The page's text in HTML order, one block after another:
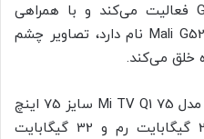
که با فرکانس معادل 1500 GHz فعالیت می‌کند و با همراهی
پردازشگر گرافیکی خود که Mali G52 MP2 نام دارد، تصاویر چشم
خلق می‌کند.
سیستم عامل تلویزیون شیائومی مدل Mi TV Q1 75 سایز 75 اینچ
اندروید بوده و به لطف وجود 2 گیگابایت رم و 32 گیگابایت